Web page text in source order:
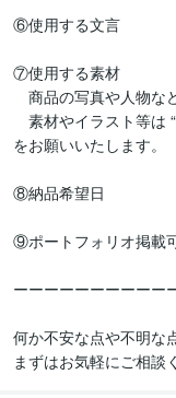
⑥使用する文言
⑦使用する素材
商品の写真や人物な
素材やイラスト等は
をお願いいたします。
⑧納品希望日
⑨ポートフォリオ掲載
ーーーーーーーーーー
何か不安な点や不明な
まずはお気軽にご相談